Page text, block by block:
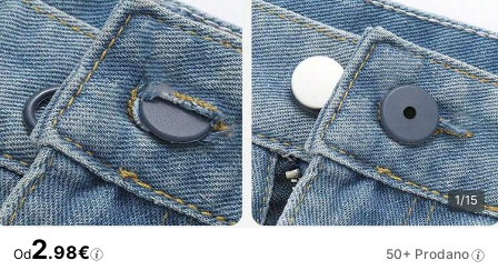
1/15
Od2.98€ 50+ Prodano